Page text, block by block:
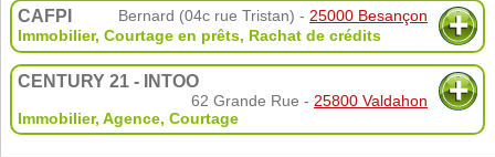
CAFPI Bernard (04c rue Tristan) - 25000 Besançon
Immobilier, Courtage en prêts, Rachat de crédits
CENTURY 21 - INTOO
62 Grande Rue - 25800 Valdahon
Immobilier, Agence, Courtage